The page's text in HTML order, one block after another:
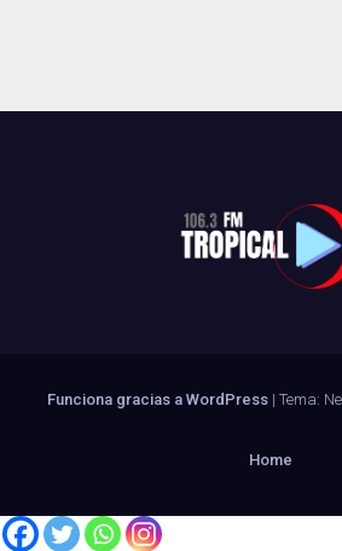
Funciona gracias a WordPress | Tema:
Home